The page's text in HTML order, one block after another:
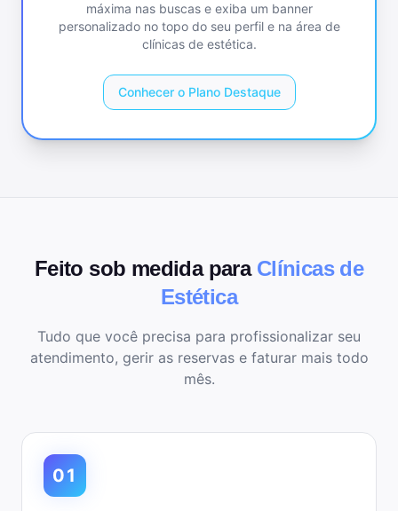
máxima nas buscas e exiba um banner
personalizado no topo do seu perfil e na área de
clínicas de estética.
Conhecer o Plano Destaque
Feito sob medida para Clínicas de
Estética
Tudo que você precisa para profissionalizar seu
atendimento, gerir as reservas e faturar mais todo
mês.
01